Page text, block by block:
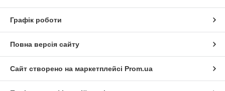
Графік роботи
Повна версія сайту
Сайт створено на маркетплейсі Prom.ua